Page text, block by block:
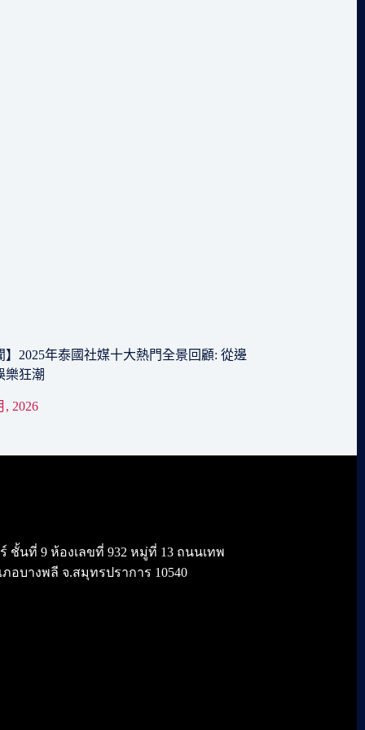
】2025年泰國社媒十大熱門全景回顧: 從邊
樂狂潮
, 2026
ร์ ชั้นที่ 9 ห้องเลขที่ 932 หมู่ที่ 13 ถนนเทพ
อบางพลี จ.สมุทรปราการ 10540